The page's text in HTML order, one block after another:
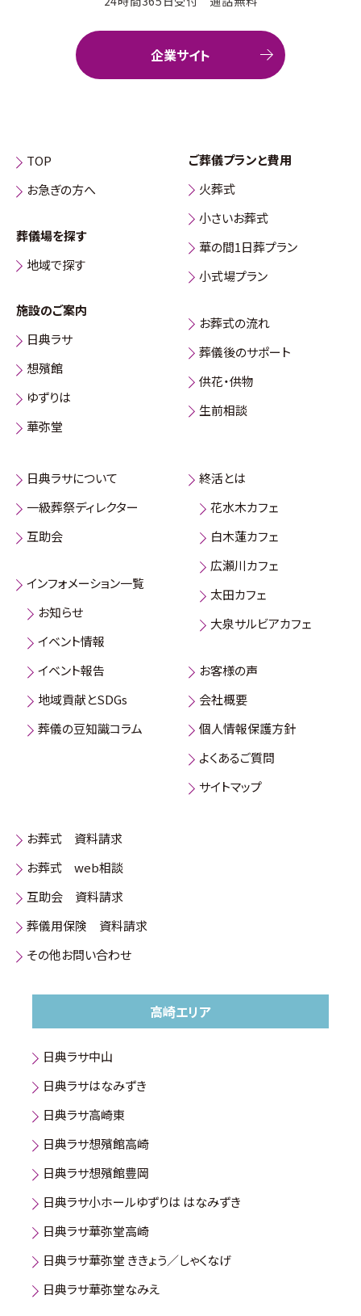
企業サイト
TOP
お急ぎの方へ
葬儀場を探す
地域で探す
施設のご案内
日典ラサ
想殯館
ゆずりは
華弥堂
ご葬儀プランと費用
火葬式
小さいお葬式
華の間1日葬プラン
小式場プラン
お葬式の流れ
葬儀後のサポート
供花・供物
生前相談
日典ラサについて
一級葬祭ディレクター
互助会
インフォメーション一覧
お知らせ
イベント情報
イベント報告
地域貢献とSDGs
葬儀の豆知識コラム
終活とは
花水木カフェ
白木蓮カフェ
広瀬川カフェ
太田カフェ
大泉サルビアカフェ
お客様の声
会社概要
個人情報保護方針
よくあるご質問
サイトマップ
お葬式 資料請求
お葬式 web相談
互助会 資料請求
葬儀用保険 資料請求
その他お問い合わせ
高崎エリア
日典ラサ中山
日典ラサはなみずき
日典ラサ高崎東
日典ラサ想殯館高崎
日典ラサ想殯館豊岡
日典ラサ小ホールゆずりは はなみずき
日典ラサ華弥堂高崎
日典ラサ華弥堂 ききょう／しゃくなげ
日典ラサ華弥堂なみえ